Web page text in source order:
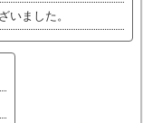
いました。